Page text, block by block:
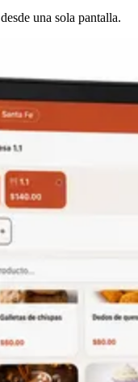
una sola pantalla.